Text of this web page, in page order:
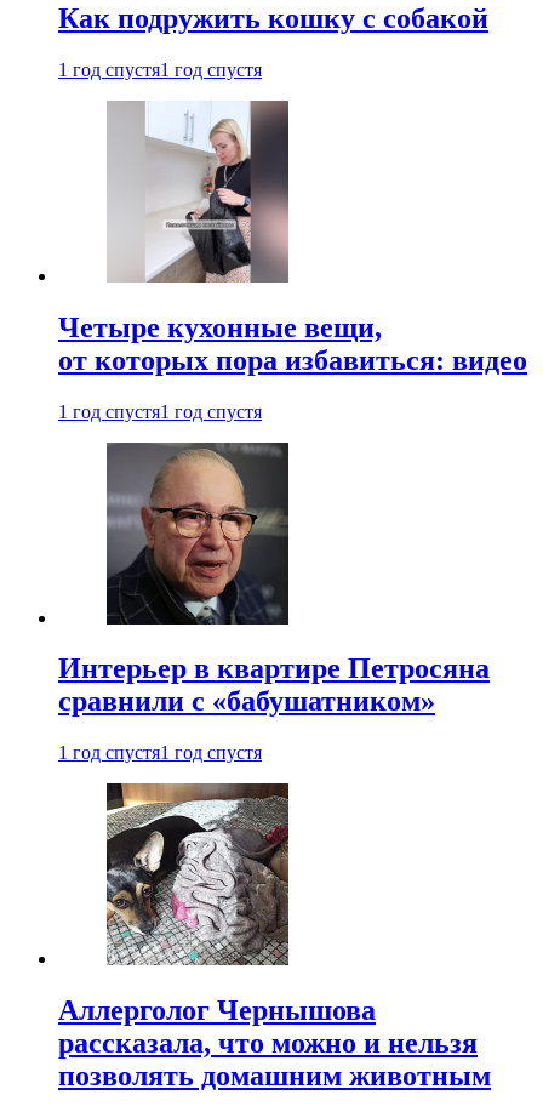
Как подружить кошку с собакой
1 год спустя1 год спустя
Четыре кухонные вещи,
от которых пора избавиться: видео
1 год спустя1 год спустя
Интерьер в квартире Петросяна
сравнили с «бабушатником»
1 год спустя1 год спустя
Аллерголог Чернышова
рассказала, что можно и нельзя
позволять домашним животным